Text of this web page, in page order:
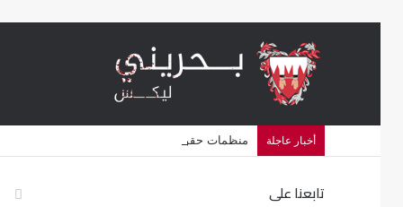
أخبار عاجلة منظمات حقوقية تتهم البحرين بشن حملة اضطهاد
تابعنا على